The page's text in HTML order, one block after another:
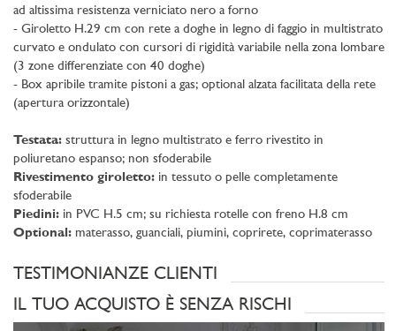
ad altissima resistenza verniciato nero a forno
- Giroletto H.29 cm con rete a doghe in legno di faggio in multistrato
curvato e ondulato con cursori di rigidità variabile nella zona lombare
(3 zone differenziate con 40 doghe)
- Box apribile tramite pistoni a gas; optional alzata facilitata della rete
(apertura orizzontale)
Testata: struttura in legno multistrato e ferro rivestito in
poliuretano espanso; non sfoderabile
Rivestimento giroletto: in tessuto o pelle completamente
sfoderabile
Piedini: in PVC H.5 cm; su richiesta rotelle con freno H.8 cm
Optional: materasso, guanciali, piumini, coprirete, coprimaterasso
TESTIMONIANZE CLIENTI
IL TUO ACQUISTO È SENZA RISCHI